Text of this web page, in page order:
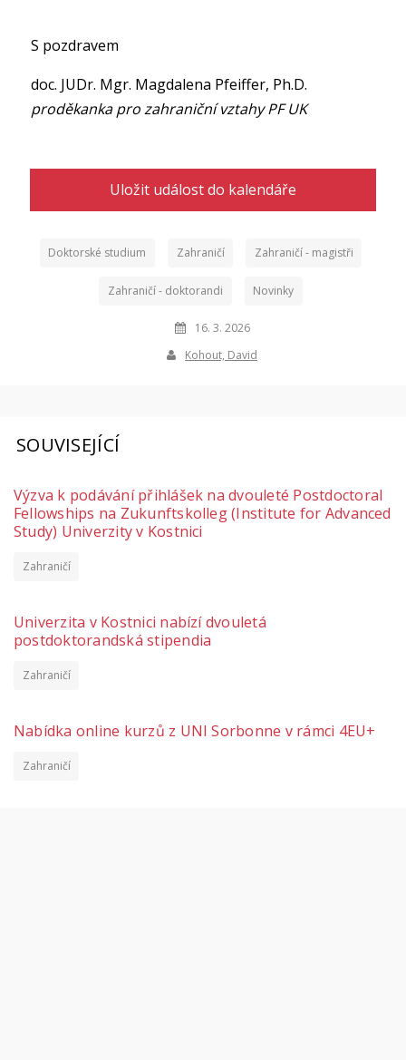
S pozdravem
doc. JUDr. Mgr. Magdalena Pfeiffer, Ph.D.
proděkanka pro zahraniční vztahy PF UK
Uložit událost do kalendáře
Doktorské studium Zahraničí Zahraničí - magistři
Zahraničí - doktorandi Novinky
16. 3. 2026
Kohout, David
SOUVISEJÍCÍ
Výzva k podávání přihlášek na dvouleté Postdoctoral
Fellowships na Zukunftskolleg (Institute for Advanced
Study) Univerzity v Kostnici
Zahraničí
Univerzita v Kostnici nabízí dvouletá
postdoktorandská stipendia
Zahraničí
Nabídka online kurzů z UNI Sorbonne v rámci 4EU+
Zahraničí